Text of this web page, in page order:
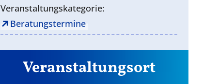
Veranstaltungskategorie:
Beratungstermine
Veranstaltungsort